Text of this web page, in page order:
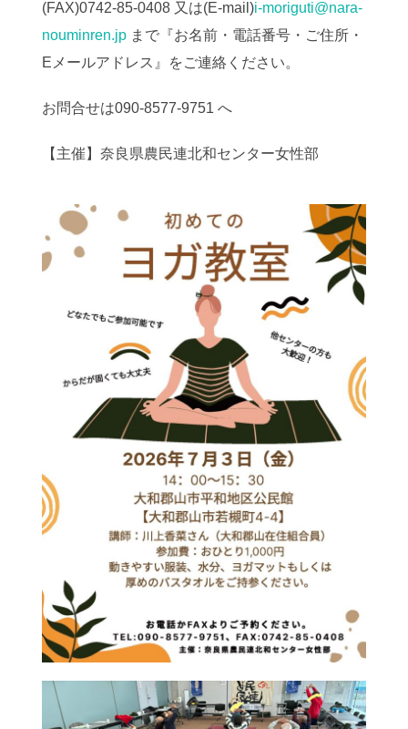
(FAX)0742-85-0408 又は(E-mail)i-moriguti@nara-
nouminren.jp まで『お名前・電話番号・ご住所・
Eメールアドレス』をご連絡ください。
お問合せは090-8577-9751 へ
【主催】奈良県農民連北和センター女性部